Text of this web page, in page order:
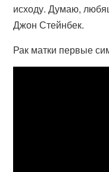
исходу. Думаю,
Джон Стейнбек.
Рак матки первые